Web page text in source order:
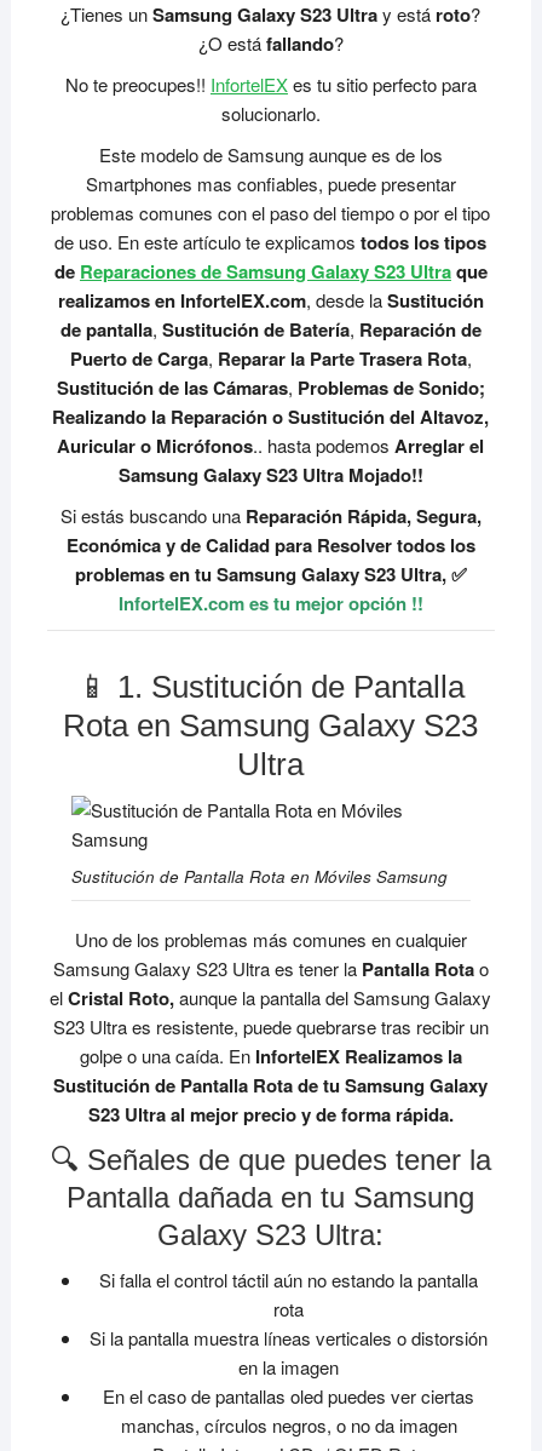
¿Tienes unSamsung Galaxy S23 Ultray está roto?
¿O estáfallando?
No te preocupes!! InfortelEXes tu sitio perfecto para
solucionarlo.
Este modelo de Samsung aunque es de los
Smartphones mas confiables, puede presentar
problemas comunes con el paso del tiempo o por el tipo
de uso. En este artículo te explicamostodos los tipos
de Reparaciones de Samsung Galaxy S23 Ultraque
realizamos en InfortelEX.com, desde laSustitución
de pantalla, Sustitución de Batería, Reparación de
Puerto de Carga, Reparar la Parte Trasera Rota,
Sustitución de las Cámaras, Problemas de Sonido;
Realizando la Reparación o Sustitución del Altavoz,
Auricular o Micrófonos.. hasta podemosArreglar el
Samsung Galaxy S23 Ultra Mojado!!
Si estás buscando una Reparación Rápida, Segura,
Económica y de Calidad para Resolver todos los
problemas en tu Samsung Galaxy S23 Ultra, ✅
InfortelEX.com es tu mejor opción !!
📱 1. Sustitución de Pantalla
Rota en Samsung Galaxy S23
Ultra
Sustitución de Pantalla Rota en Móviles Samsung
Uno de los problemas más comunes en cualquier
Samsung Galaxy S23 Ultra es tener la Pantalla Rotao
elCristal Roto,aunque la pantalla del Samsung Galaxy
S23 Ultra es resistente, puede quebrarse tras recibir un
golpe o una caída. EnInfortelEX Realizamos la
Sustitución de Pantalla Rota de tu Samsung Galaxy
S23 Ultra al mejor precio y de forma rápida.
🔍 Señales de que puedes tener la
Pantalla dañada en tu Samsung
Galaxy S23 Ultra:
Si falla el control táctil aún no estando la pantalla
rota
Si la pantalla muestra líneas verticales o distorsión
en la imagen
En el caso de pantallas oled puedes ver ciertas
manchas, círculos negros, o no da imagen